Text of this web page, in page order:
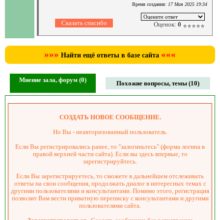
Время создания: 17 Мая 2025 19:34
Оценок: 0
»»» Найти ещё ответы в базе сайта «««
Мнение зала, форум (0) Похожие вопросы, темы (10)
СОЗДАТЬ НОВОЕ СООБЩЕНИЕ.
Но Вы - неавторизованный пользователь.
Если Вы регистрировались ранее, то "залогиньтесь" (форма логина в
правой верхней части сайта). Если вы здесь впервые, то
зарегистрируйтесь.
Если Вы зарегистрируетесь, то сможете в дальнейшем отслеживать
ответы на свои сообщения, продолжать диалог в интересных темах с
другими пользователями и консультантами. Помимо этого, регистрация
позволит Вам вести приватную переписку с консультантами и другими
пользователями сайта.